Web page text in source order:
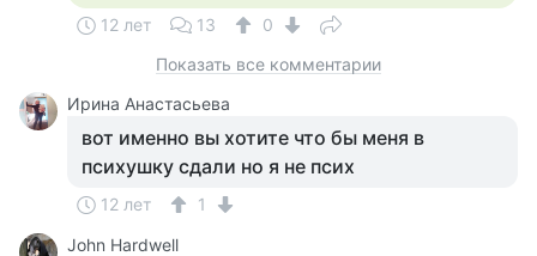
12 лет 13
0
Показать все комментарии
Ирина Анастасьева
вот именно вы хотите что бы меня в
психушку сдали но я не псих
12 лет
1
John Hardwell